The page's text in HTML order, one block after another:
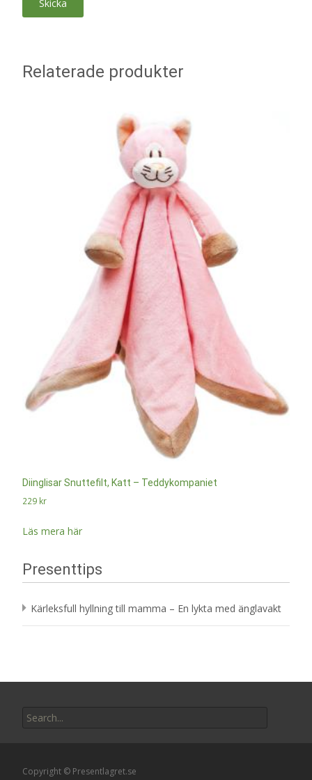
Relaterade produkter
Diinglisar Snuttefilt, Katt – Teddykompaniet
229 kr
Läs mera här
Presenttips
Kärleksfull hyllning till mamma – En lykta med änglavakt
for:
Copyright © Presentlagret.se